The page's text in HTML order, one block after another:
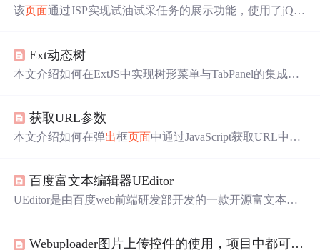
该页面通过JSP实现试油试采任务的展示功能，使用了jQue
名称、井眼ID等信息。
Ext动态树
本文介绍如何在ExtJS中实现树形菜单与TabPanel的集成，
获取URL参数
本文介绍如何在弹出框页面中通过JavaScript获取URL中的
式。百度富文本编辑器UEditor
UEditor是由百度web前端研发部开发的一款开源富文本编
化，采用div加载方式以实现快速加载。 Webuploader图片上传控件的使用，项目中都可以引用